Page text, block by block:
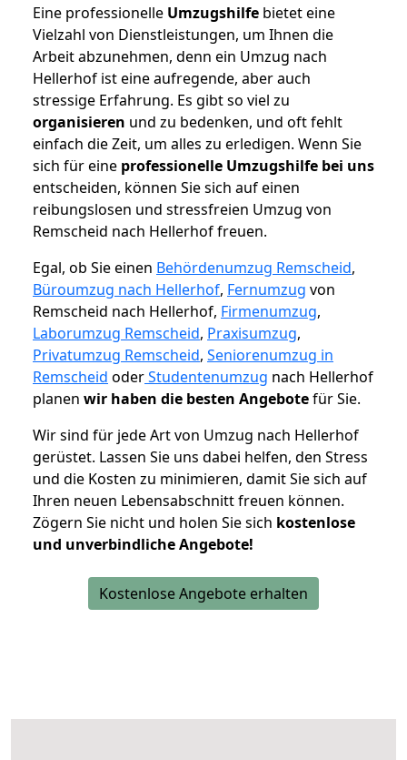
Eine professionelle Umzugshilfe bietet eine
Vielzahl von Dienstleistungen, um Ihnen die
Arbeit abzunehmen, denn ein Umzug nach
Hellerhof ist eine aufregende, aber auch
stressige Erfahrung. Es gibt so viel zu
organisieren und zu bedenken, und oft fehlt
einfach die Zeit, um alles zu erledigen. Wenn Sie
sich für eine professionelle Umzugshilfe bei uns
entscheiden, können Sie sich auf einen
reibungslosen und stressfreien Umzug von
Remscheid nach Hellerhof freuen.
Egal, ob Sie einen Behördenumzug Remscheid,
Büroumzug nach Hellerhof, Fernumzug von
Remscheid nach Hellerhof, Firmenumzug,
Laborumzug Remscheid, Praxisumzug,
Privatumzug Remscheid, Seniorenumzug in
Remscheid oderStudentenumzug nach Hellerhof
planen wir haben die besten Angebotefür Sie.
Wir sind für jede Art von Umzug nach Hellerhof
gerüstet. Lassen Sie uns dabei helfen, den Stress
und die Kosten zu minimieren, damit Sie sich auf
Ihren neuen Lebensabschnitt freuen können.
Zögern Sie nicht und holen Sie sich kostenlose
und unverbindliche Angebote!
Kostenlose Angebote erhalten